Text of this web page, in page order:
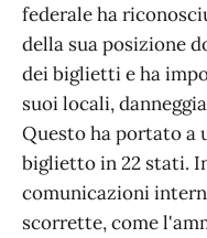
federale ha
della sua posizione
dei biglietti e ha
suoi locali,
Questo ha portato a
biglietto in 22 stati.
comunicazioni
scorrette, come